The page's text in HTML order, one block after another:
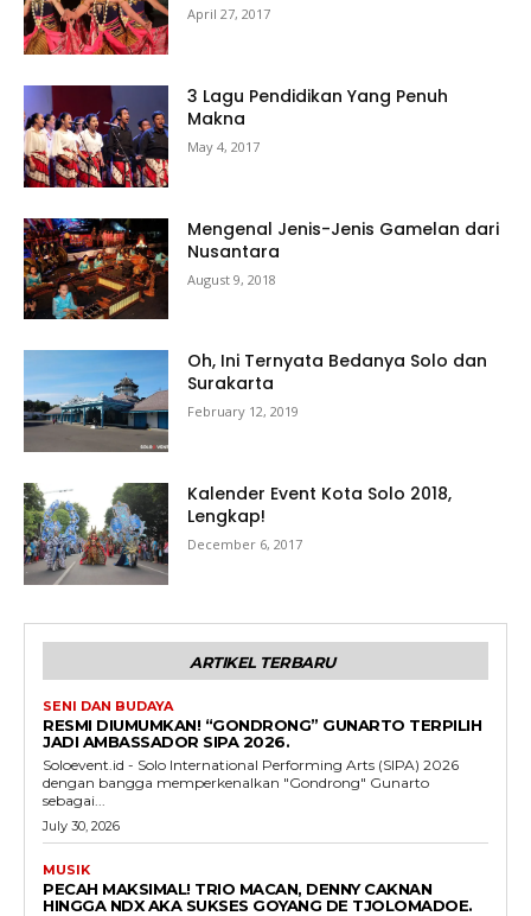
April 27, 2017
3 Lagu Pendidikan Yang Penuh
Makna
May 4, 2017
Mengenal Jenis-Jenis Gamelan dari
Nusantara
August 9, 2018
Oh, Ini Ternyata Bedanya Solo dan
Surakarta
February 12, 2019
Kalender Event Kota Solo 2018,
Lengkap!
December 6, 2017
ARTIKEL TERBARU
SENI DAN BUDAYA
RESMI DIUMUMKAN! “GONDRONG” GUNARTO TERPILIH
JADI AMBASSADOR SIPA 2026.
Soloevent.id - Solo International Performing Arts (SIPA) 2026
dengan bangga memperkenalkan "Gondrong" Gunarto
sebagai...
July 30, 2026
MUSIK
PECAH MAKSIMAL! TRIO MACAN, DENNY CAKNAN
HINGGA NDX AKA SUKSES GOYANG DE TJOLOMADOE.